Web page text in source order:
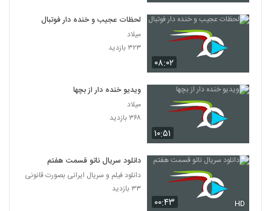
۰۸:۰۲
لحظات عجیب و خنده دار فوتبال
میلاد
۳۲۳ بازدید
۱۰:۵۱
ویدیو خنده دار از بچها
میلاد
۳۶۸ بازدید
۰۰:۴۳ HD
دانلود سریال ناتو قسمت هفتم
دانلود فیلم و سریال ایرانی بصورت قانونی
۳۳ بازدید